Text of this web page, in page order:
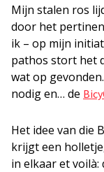
Mijn stalen ros
door het
ik – op mijn
pathos stort het
wat op
nodig en… de
Het idee van die
krijgt een
in elkaar et